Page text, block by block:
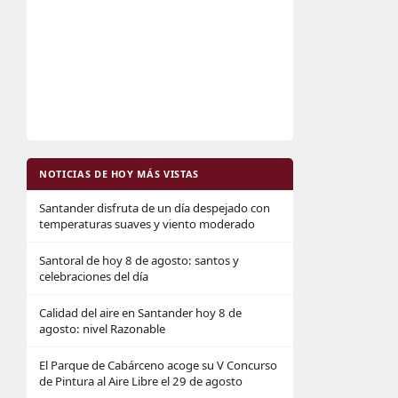
NOTICIAS DE HOY MÁS VISTAS
Santander disfruta de un día despejado con
temperaturas suaves y viento moderado
Santoral de hoy 8 de agosto: santos y
celebraciones del día
Calidad del aire en Santander hoy 8 de
agosto: nivel Razonable
El Parque de Cabárceno acoge su V Concurso
de Pintura al Aire Libre el 29 de agosto